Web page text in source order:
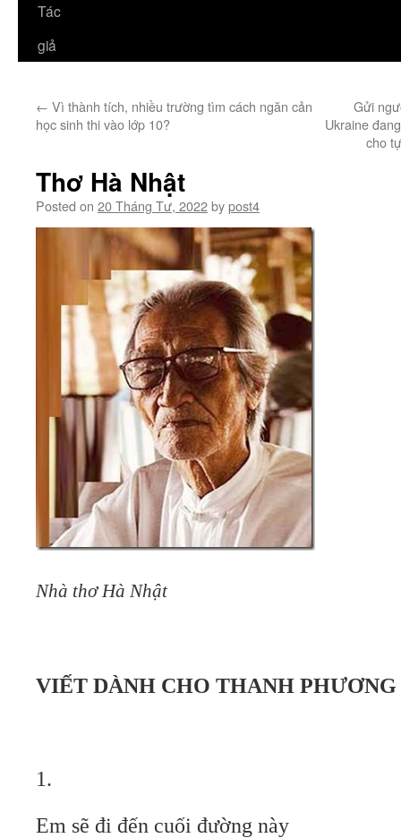
Tác
giả
← Vì thành tích, nhiều trường tìm cách ngăn cản
học sinh thi vào lớp 10?
Gửi
Ukraine
cho
Thơ Hà Nhật
Posted on 20 Tháng Tư, 2022bypost4
Nhà thơ Hà Nhật
VIẾT DÀNH CHO THANH PHƯƠNG
1.
Em sẽ đi đến cuối đường này